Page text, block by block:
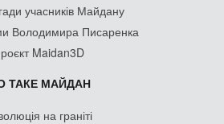
учасників Майдану
Володимира Писаренка
Maidan3D
ТАКЕ МАЙДАН
на граніті